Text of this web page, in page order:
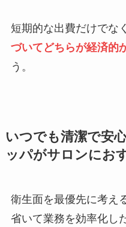
短期的な出費だけでな
づいてどちらが経済的
う。
いつでも清潔で安
ッパがサロンにお
衛生面を最優先に考え
省いて業務を効率化し